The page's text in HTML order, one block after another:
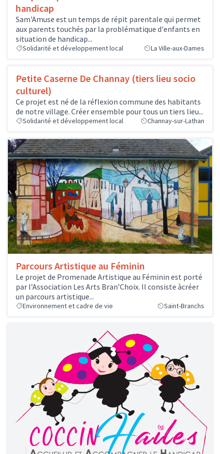
handicap
Sam'Amuse est un temps de répit parentale qui permet
aux parents touchés par la problématique d'enfants en
situation de handicap...
Solidarité et développement local La Ville-aux-Dames
Petite Caserne De Channay (tiers lieu socio
culturel)
Ce projet est né de la réflexion commune des habitants
de notre village. Créer ensemble pour tous un tiers lieu...
Solidarité et développement local Channay-sur-Lathan
Parcours Artistique au Féminin
Le projet de Promenade Artistique au Féminin est porté
par l’Association Les Arts Bran’Choix. Il consiste àcréer
un parcours artistique...
Environnement et cadre de vie Saint-Branchs